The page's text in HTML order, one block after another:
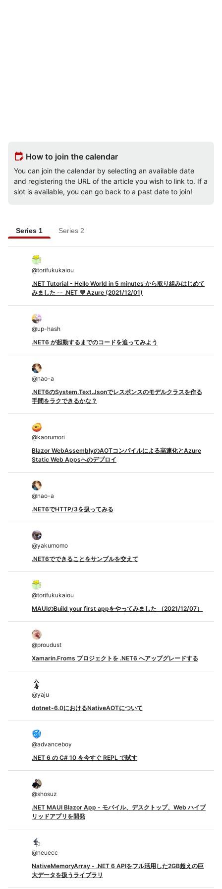
edit_calendar How to join the calendar
You can join the calendar by selecting an available date
and registering the URL of the article you wish to link to. If a
slot is available, you can go back to a past date to join!
Series 1 Series 2
@torifukukaiou
.NET Tutorial - Hello World in 5 minutes から取り組みはじめて
みました -- .NET 💜 Azure (2021/12/01)
@up-hash
.NET6 が起動するまでのコードを追ってみよう
@nao-a
.NET6のSystem.Text.Jsonでレスポンスのモデルクラスを作る
手間をラクできるかな？
@kaorumori
Blazor WebAssemblyのAOTコンパイルによる高速化とAzure
Static Web Appsへのデプロイ
@nao-a
.NET6でHTTP/3を扱ってみる
@yakumomo
.NET6でできることをサンプルを交えて
@torifukukaiou
MAUIのBuild your first appをやってみました （2021/12/07）
@proudust
Xamarin.Froms プロジェクトを .NET6 へアップグレードする
@yaju
dotnet-6.0におけるNativeAOTについて
@advanceboy
.NET 6 の C# 10 を今すぐ REPL で試す
@shosuz
.NET MAUI Blazor App - モバイル、デスクトップ、Web ハイブ
リッドアプリを開発
@neuecc
NativeMemoryArray - .NET 6 APIをフル活用した2GB超えの巨
大データを扱うライブラリ